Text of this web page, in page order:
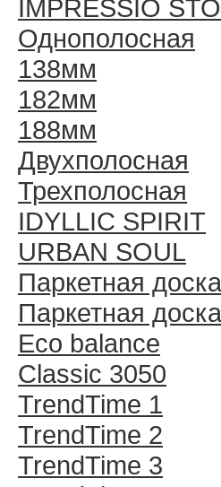
IMPRESSIO
Однополосная
138мм
182мм
188мм
Двухполосная
Трехполосная
IDYLLIC SPIRIT
URBAN SOUL
Паркетная
Паркетная
Eco balance
Classic 3050
TrendTime 1
TrendTime 2
TrendTime 3